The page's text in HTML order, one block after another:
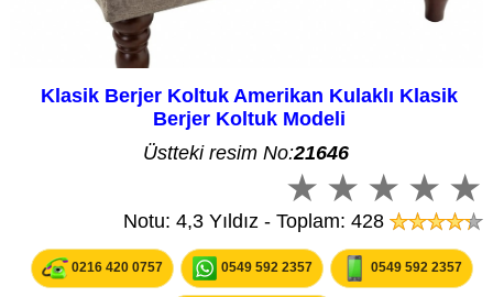
Klasik Berjer Koltuk Amerikan Kulaklı Klasik
Berjer Koltuk Modeli
Üstteki resim No:21646
Notu: 4,3 Yıldız - Toplam: 428
0216 420 0757 0549 592 2357 0549 592 2357